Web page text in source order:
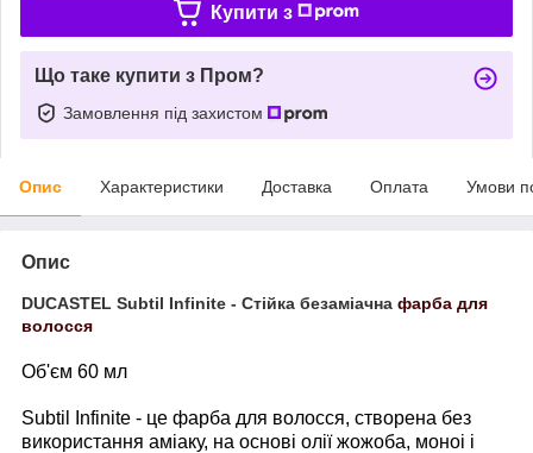
Купити з
Що таке купити з Пром?
Замовлення під захистом
Опис Характеристики Доставка Оплата Умови
Опис
DUCASTEL Subtil Infinite - Стійка безаміачна фарба для
волосся
Об'єм 60 мл
Subtil Infinite - це фарба для волосся, створена без
використання аміаку, на основі олії жожоба, моноі і